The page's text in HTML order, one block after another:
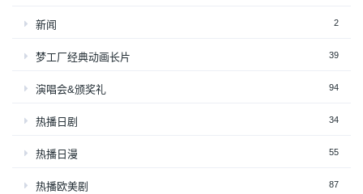
新闻 2
梦工厂经典动画长片 39
演唱会&颁奖礼 94
热播日剧 34
热播日漫 55
热播欧美剧 87